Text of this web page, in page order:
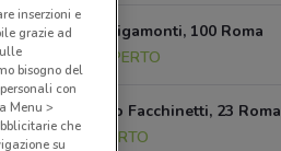
Via Mario Rigamonti, 100 Roma
APERTO
Via Cipriano Facchinetti, 23 Roma
16 km
APERTO
inserzioni e
grazie ad
bisogno del
con
Menu >
che
su